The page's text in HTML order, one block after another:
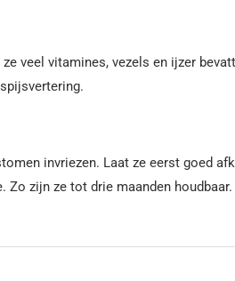
veel vitamines, vezels en ijzer
invriezen. Laat ze eerst goed
Zo zijn ze tot drie maanden houdbaar.